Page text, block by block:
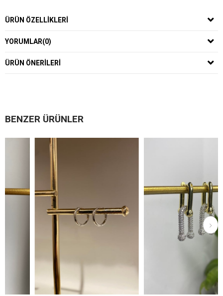
ÜRÜN ÖZELLIKLERI
YORUMLAR(0)
ÜRÜN ÖNERILERI
BENZER ÜRÜNLER